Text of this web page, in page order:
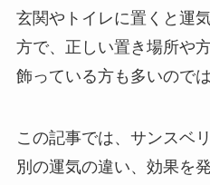
玄関やトイレに置くと運
方で、正しい置き場所や
飾っている方も多いので
この記事では、サンスベ
別の運気の違い、効果を